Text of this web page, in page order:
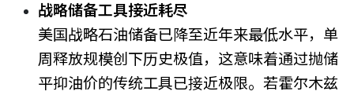
战略储备工具接近耗尽
美国战略石油储备已降至近年来最低水平，单
周释放规模创下历史极值，这意味着通过抛储
平抑油价的传统工具已接近极限。若霍尔木兹